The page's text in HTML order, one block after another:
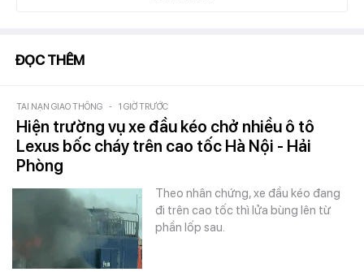
ĐỌC THÊM
TAI NẠN GIAO THÔNG - 1 GIỜ TRƯỚC
Hiện trường vụ xe đầu kéo chở nhiều ô tô
Lexus bốc cháy trên cao tốc Hà Nội - Hải
Phòng
Theo nhân chứng, xe đầu kéo đang
đi trên cao tốc thì lửa bùng lên từ
phần lốp sau.